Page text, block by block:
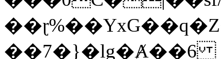
��7�}�lg�Ⱥ��6